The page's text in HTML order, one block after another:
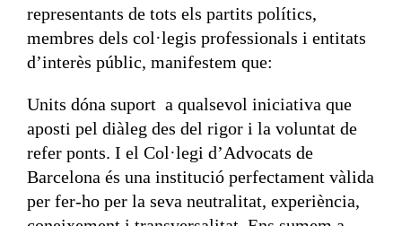
representants de tots els partits polítics,
membres dels col·legis professionals i entitats
d’interès públic, manifestem que:
Units dóna suport a qualsevol iniciativa que
aposti pel diàleg des del rigor i la voluntat de
refer ponts. I el Col·legi d’Advocats de
Barcelona és una institució perfectament vàlida
per fer-ho per la seva neutralitat, experiència,